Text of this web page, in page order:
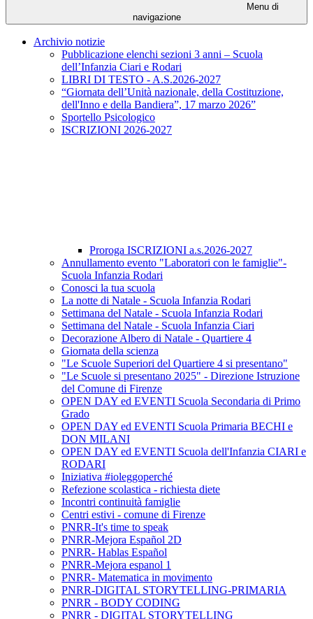
Menu di
navigazione
Archivio notizie
Pubblicazione elenchi sezioni 3 anni – Scuola
dell’Infanzia Ciari e Rodari
LIBRI DI TESTO - A.S.2026-2027
“Giornata dell’Unità nazionale, della Costituzione,
dell'Inno e della Bandiera”, 17 marzo 2026”
Sportello Psicologico
ISCRIZIONI 2026-2027
Proroga ISCRIZIONI a.s.2026-2027
Annullamento evento "Laboratori con le famiglie"-
Scuola Infanzia Rodari
Conosci la tua scuola
La notte di Natale - Scuola Infanzia Rodari
Settimana del Natale - Scuola Infanzia Rodari
Settimana del Natale - Scuola Infanzia Ciari
Decorazione Albero di Natale - Quartiere 4
Giornata della scienza
"Le Scuole Superiori del Quartiere 4 si presentano"
"Le Scuole si presentano 2025" - Direzione Istruzione
del Comune di Firenze
OPEN DAY ed EVENTI Scuola Secondaria di Primo
Grado
OPEN DAY ed EVENTI Scuola Primaria BECHI e
DON MILANI
OPEN DAY ed EVENTI Scuola dell'Infanzia CIARI e
RODARI
Iniziativa #ioleggoperché
Refezione scolastica - richiesta diete
Incontri continuità famiglie
Centri estivi - comune di Firenze
PNRR-It's time to speak
PNRR-Mejora Español 2D
PNRR- Hablas Español
PNRR-Mejora espanol 1
PNRR- Matematica in movimento
PNRR-DIGITAL STORYTELLING-PRIMARIA
PNRR - BODY CODING
PNRR - DIGITAL STORYTELLING